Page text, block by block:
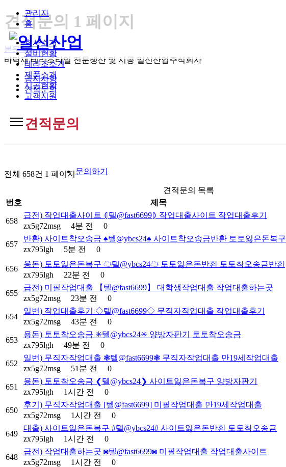
견적문의 1 페이지
본문 바로가기
관리자
홈
회사소개
설비현황
테라조소개
제품소개
시공현황
고객지원
바닥재 테라조타일 전문생산 및 시공 일신산업주식회사
공지사항
견적문의
견적문의
전체 658건 1 페이지 문의하기
견적문의 목록
번호
제목
658
급전) 작업대출사이트 ⦇텔@fast6699⦈ 작업대출사이트 작업대출후기
zx5g72msg
4분 전 0
657
반환) 사이트착오송금 ♠텔@ybcs24♠ 사이트착오송금반환 토토잃은돈복구
zx795lgh
5분 전 0
656
용돈) 토토잃은돈복구 ☁텔@ybcs24☁ 토토잃은돈반환 토토착오송금반환
zx795lgh
22분 전 0
655
급전) 미필작업대출 【텔@fast6699】 대학생작업대출 작업대출하는곳
zx5g72msg
23분 전 0
654
일번) 작업대출후기 ◇텔@fast6699◇ 무직자작업대출 작업대출후기
zx5g72msg
43분 전 0
653
용돈) 토토착오송금 ✳텔@ybcs24✳ 양방자판기 토토착오송금
zx795lgh
49분 전 0
652
일번) 무직자작업대출 ❃텔@fast6699❃ 무직자작업대출 만19세작업대출
zx5g72msg
51분 전 0
651
용돈) 토토착오송금 ❮텔@ybcs24❯ 사이트잃은돈복구 양방자판기
zx795lgh
1시간 전 0
650
후기) 무직자작업대출 [텔@fast6699] 미필작업대출 만19세작업대출
zx5g72msg
1시간 전 0
649
대출) 사이트잃은돈복구 #텔@ybcs24# 사이트잃은돈반환 토토착오송금
zx795lgh
1시간 전 0
648
급전) 작업대출하는곳 ◙텔@fast6699◙ 미필작업대출 작업대출사이트
zx5g72msg
1시간 전 0